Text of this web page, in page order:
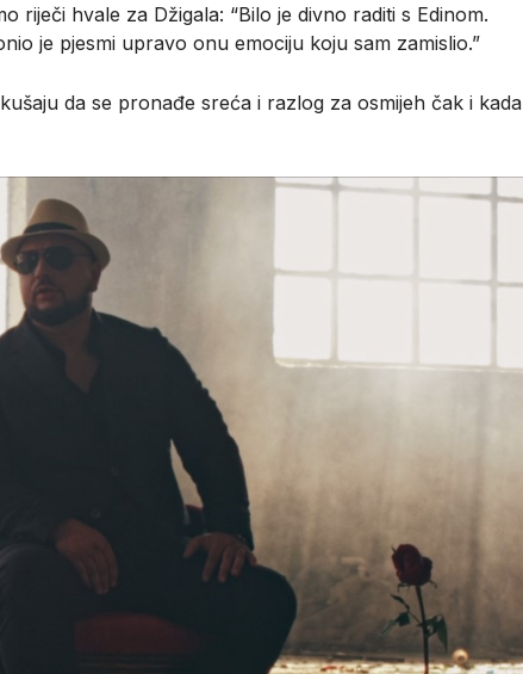
riječi hvale za Džigala: “Bilo je divno raditi s Edinom.
je pjesmi upravo onu emociju koju sam zamislio.”
da se pronađe sreća i razlog za osmijeh čak i kada